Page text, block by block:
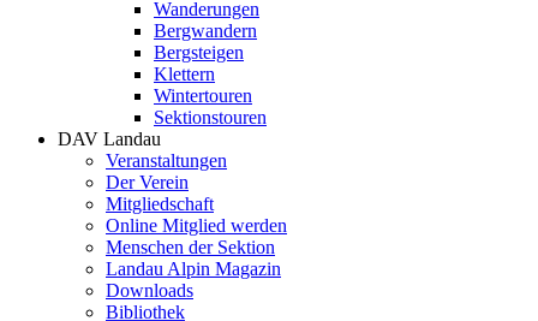
Wanderungen
Bergwandern
Bergsteigen
Klettern
Wintertouren
Sektionstouren
DAV Landau
Veranstaltungen
Der Verein
Mitgliedschaft
Online Mitglied werden
Menschen der Sektion
Landau Alpin Magazin
Downloads
Bibliothek